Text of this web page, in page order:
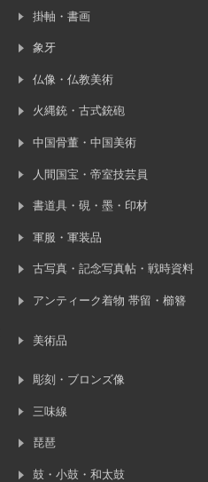
掛軸・書画
象牙
仏像・仏教美術
火縄銃・古式銃砲
中国骨董・中国美術
人間国宝・帝室技芸員
書道具・硯・墨・印材
軍服・軍装品
古写真・記念写真帖・戦時資料
アンティーク着物 帯留・櫛簪
美術品
彫刻・ブロンズ像
三味線
琵琶
鼓・小鼓・和太鼓